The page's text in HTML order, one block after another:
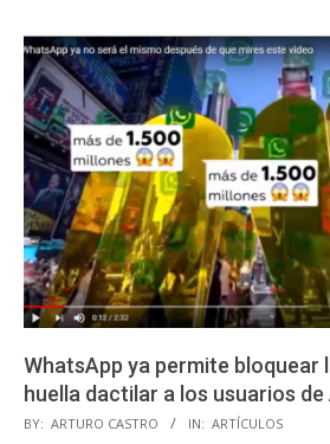
WhatsApp ya permite bloquear
huella dactilar a los usuarios de
2019-
BY: ARTURO CASTRO IN: ARTÍCULOS